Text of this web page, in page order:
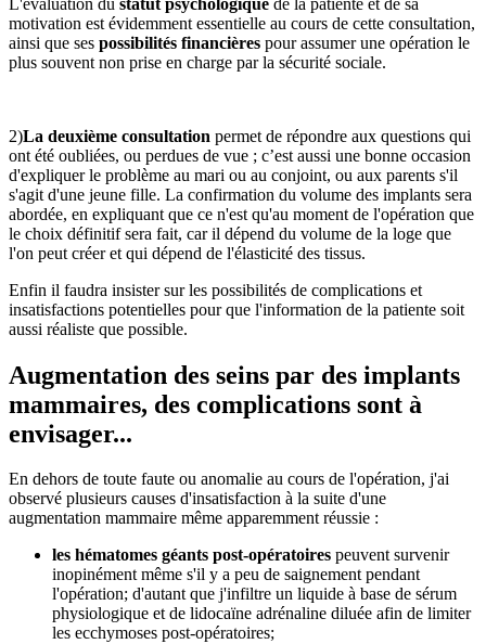
motivation est évidemment essentielle au cours de cette consultation,
ainsi que ses possibilités financières pour assumer une opération le
plus souvent non prise en charge par la sécurité sociale.
2)La deuxième consultation permet de répondre aux questions qui
ont été oubliées, ou perdues de vue ; c’est aussi une bonne occasion
d'expliquer le problème au mari ou au conjoint, ou aux parents s'il
s'agit d'une jeune fille. La confirmation du volume des implants sera
abordée, en expliquant que ce n'est qu'au moment de l'opération que
le choix définitif sera fait, car il dépend du volume de la loge que
l'on peut créer et qui dépend de l'élasticité des tissus.
Enfin il faudra insister sur les possibilités de complications et
insatisfactions potentielles pour que l'information de la patiente soit
aussi réaliste que possible.
Augmentation des seins par des implants
mammaires, des complications sont à
envisager...
En dehors de toute faute ou anomalie au cours de l'opération, j'ai
observé plusieurs causes d'insatisfaction à la suite d'une
augmentation mammaire même apparemment réussie :
les hématomes géants post-opératoires peuvent survenir
inopinément même s'il y a peu de saignement pendant
l'opération; d'autant que j'infiltre un liquide à base de sérum
physiologique et de lidocaïne adrénaline diluée afin de limiter
les ecchymoses post-opératoires;